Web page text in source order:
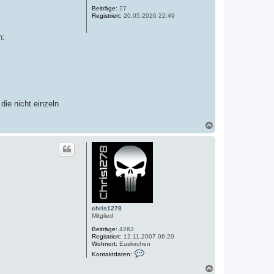
Beiträge: 27
Registriert: 20.05.2026 22:49
nicht einzeln
a
chris1278
Mitglied
Beiträge: 4263
Registriert: 12.11.2007 06:20
Wohnort: Euskirchen
Kontaktdaten: